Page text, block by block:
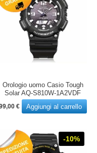
Orologio uomo Casio Tough
Solar AQ-S810W-1A2VDF
€ Aggiungi al carrello
-10%